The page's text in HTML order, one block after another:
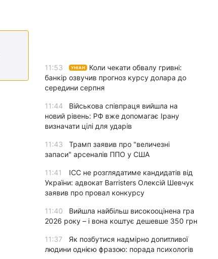
11:53 УНІАН
Коли чекати обвалу гривні:
банкір озвучив прогноз курсу долара до
середини серпня
11:44
Військова співпраця вийшла на
новий рівень: РФ вже допомагає Ірану
визначати цілі для ударів
11:43
Трамп заявив про "величезні
запаси" арсеналів ППО у США
11:41
ICC не розглядатиме кандидатів від
України: адвокат Barristers Олексій Шевчук
заявив про провал конкурсу
11:40
Вийшла найбільш високооцінена гра
2026 року – і вона коштує дешевше 350 грн
11:37
Як позбутися надмірно допитливої
людини однією фразою: порада психологів